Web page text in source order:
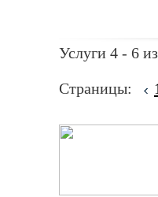
Услуги 4 - 6
Страницы: